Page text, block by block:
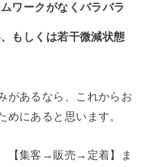
ワークがなくバラバラ
もしくは若干微減状態
があるなら、これからお
にあると思います。
【集客→販売→定着】ま